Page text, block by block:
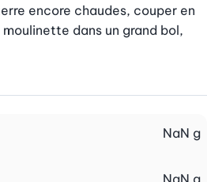
encore chaudes, couper en
dans un grand bol,
NaN g